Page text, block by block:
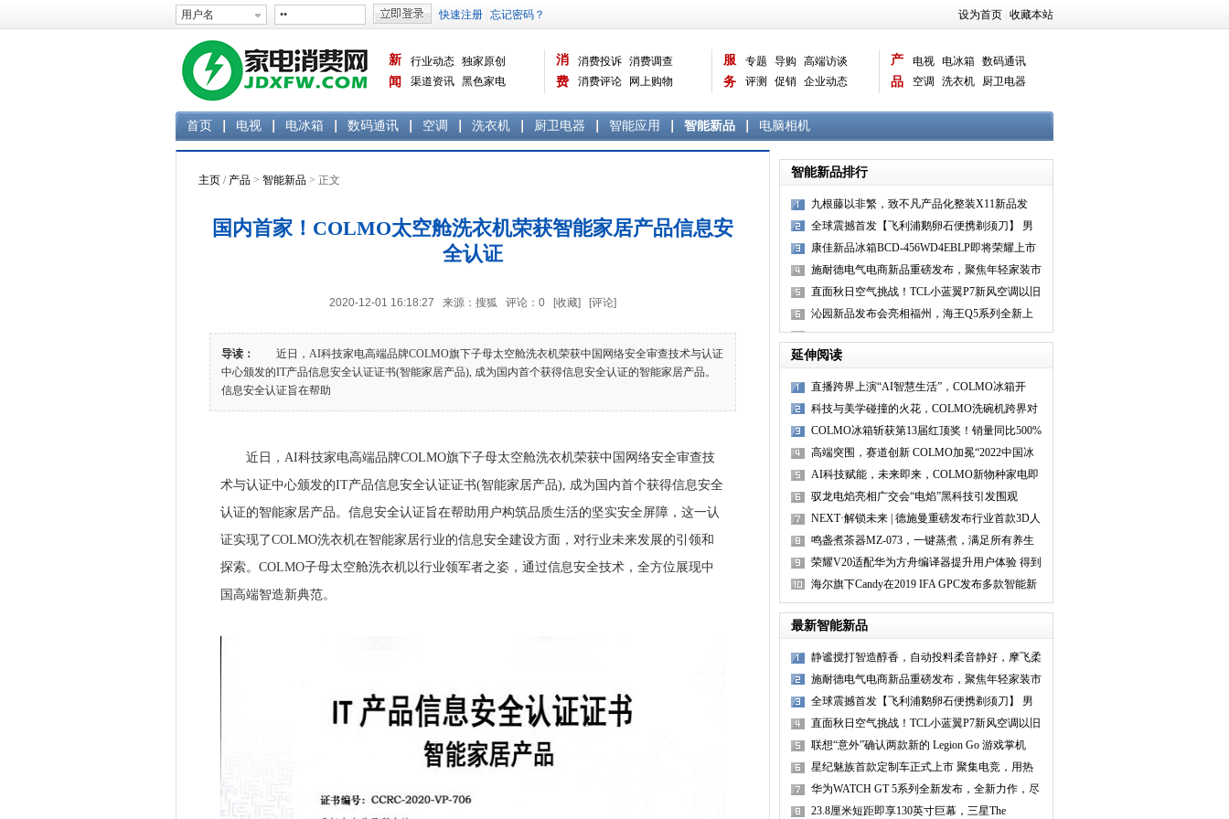
设为首页 收藏本站
新
闻
行业动态 独家原创
渠道资讯 黑色家电
消
费
消费投诉 消费调查
消费评论
网上购物
曝光台 品牌关注
服
务
专题 导购
高端访谈
评测
促销 企业动态
产
品
电视 电冰箱 数码通讯
空调
洗衣机
厨卫电器
首页 电视 电冰箱 数码通讯 空调 洗衣机 厨卫电器 智能应用 智能新品 电脑相机
主页 / 产品 > 智能新品 > 正文
国内首家！COLMO太空舱洗衣机荣获智能家居产品信息安
全认证
2020-12-01 16:18:27 来源：搜狐 评论： 0 [收藏] [评论]
导读：
近日，AI科技家电高端品牌COLMO旗下子母太空舱洗衣机荣获中国网络安全审查技术与认证
中心颁发的IT产品信息安全认证证书(智能家居产品), 成为国内首个获得信息安全认证的智能家居产品。
信息安全认证旨在帮助
近日，AI科技家电高端品牌COLMO旗下子母太空舱洗衣机荣获中国网络安全审查技
术与认证中心颁发的IT产品信息安全认证证书(智能家居产品), 成为国内首个获得信息安全
认证的智能家居产品。信息安全认证旨在帮助用户构筑品质生活的坚实安全屏障，这一认
证实现了COLMO洗衣机在智能家居行业的信息安全建设方面，对行业未来发展的引领和
探索。COLMO子母太空舱洗衣机以行业领军者之姿，通过信息安全技术，全方位展现中
国高端智造新典范。
智能新品排行
九根藤以非繁，致不凡产品化整装X11新品发
布，唤醒家装新时
全球震撼首发【飞利浦鹅卵石便携剃须刀】 男
人秒速爆改神器
康佳新品冰箱BCD-456WD4EBLP即将荣耀上市
施耐德电气电商新品重磅发布，聚焦年轻家装市
场推出皓隽系列
直面秋日空气挑战！TCL小蓝翼P7新风空调以旧
换新“氧”护全
沁园新品发布会亮相福州，海王Q5系列全新上
市！
延伸阅读
直播跨界上演“AI智慧生活”，COLMO冰箱开
启“AI储鲜”时代
科技与美学碰撞的火花，COLMO洗碗机跨界对
话带你探寻理享生
COLMO冰箱斩获第13届红顶奖！销量同比500%
引领高端冰箱进入
高端突围，赛道创新 COLMO加冕“2022中国冰
箱行业AI营养
AI科技赋能，未来即来，COLMO新物种家电即
将上市
驭龙电焰亮相广交会“电焰”黑科技引发围观
NEXT·解锁未来 | 德施曼重磅发布行业首款3D人
脸识别智能
鸣盏煮茶器MZ-073，一键蒸煮，满足所有养生
需求
荣耀V20适配华为方舟编译器提升用户体验 得到
用户口碑认可
海尔旗下Candy在2019 IFA GPC发布多款智能新
品
最新智能新品
静谧搅打智造醇香，自动投料柔音静好，摩飞柔
音破
施耐德电气电商新品重磅发布，聚焦年轻家装市
场推
全球震撼首发【飞利浦鹅卵石便携剃须刀】 男
人秒
直面秋日空气挑战！TCL小蓝翼P7新风空调以旧
换新
联想“意外”确认两款新的 Legion Go 游戏掌机
星纪魅族首款定制车正式上市 聚集电竞，用热
爱
华为WATCH GT 5系列全新发布，全新力作，尽
显锋芒
23.8厘米短距即享130英寸巨幕，三星The